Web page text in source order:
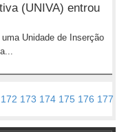
(UNIVA) entrou
Unidade de Inserção
172 173 174 175 176 177